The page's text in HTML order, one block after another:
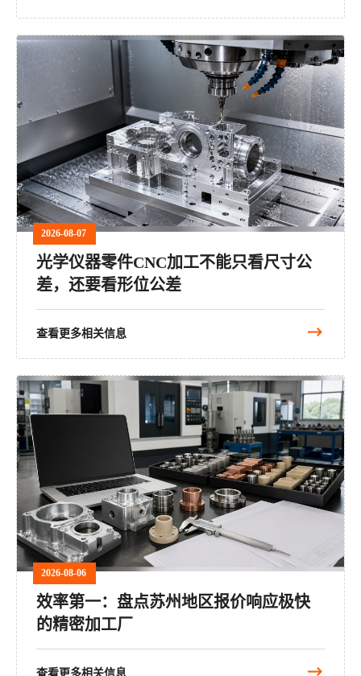
2026-08-07
光学仪器零件CNC加工不能只看尺寸公
差，还要看形位公差
查看更多相关信息
2026-08-06
效率第一：盘点苏州地区报价响应极快
的精密加工厂
查看更多相关信息